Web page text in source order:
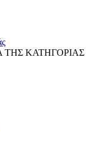
ΤΗΣ ΚΑΤΗΓΟΡΙΑΣ